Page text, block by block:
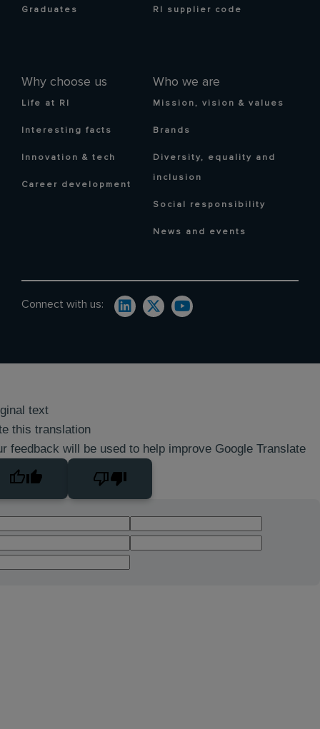
Graduates
Why choose us
Life at RI
Interesting facts
Innovation & tech
Career development
Who we are
Mission, vision & values
Brands
Diversity, equality and
inclusion
Social responsibility
News and events
RI supplier code
Connect with us:
text
this translation
feedback will be used to help improve Google Translate